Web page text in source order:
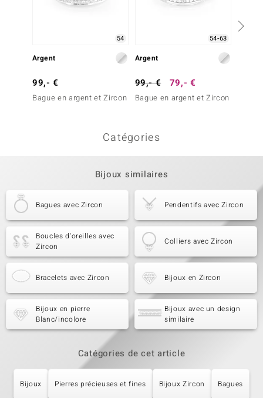
54
Argent
99,- €
Bague en argent et Zircon
54-63
Argent
99,- € 79,- €
Bague en argent et Zircon
Catégories
Bijoux similaires
Bagues avec Zircon Pendentifs avec Zircon
Boucles d'oreilles avec
Zircon
Colliers avec Zircon
Bracelets avec Zircon Bijoux en Zircon
Bijoux en pierre
Blanc/incolore
Bijoux avec un design
similaire
Catégories de cet article
Bijoux Pierres précieuses et fines Bijoux Zircon Bagues